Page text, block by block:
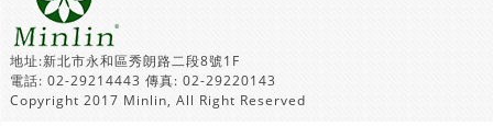
地址:新北市永和區秀朗路二段8號1F
電話: 02-29214443 傳真: 02-29220143
Copyright 2017 Minlin, All Right Reserved